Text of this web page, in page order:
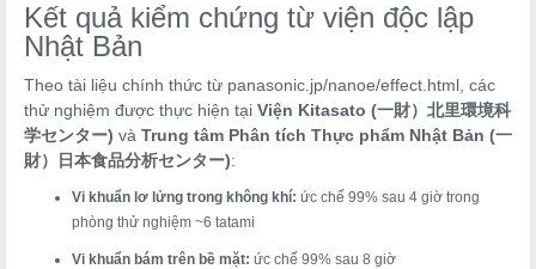
Kết quả kiểm chứng từ viện độc lập
Nhật Bản
Theo tài liệu chính thức từ panasonic.jp/nanoe/effect.html, các
thử nghiệm được thực hiện tại Viện Kitasato (一財）北里環境科
学センター) và Trung tâm Phân tích Thực phẩm Nhật Bản (一
財）日本食品分析センター):
Vi khuẩn lơ lửng trong không khí: ức chế 99% sau 4 giờ trong
phòng thử nghiệm ~6 tatami
Vi khuẩn bám trên bề mặt: ức chế 99% sau 8 giờ